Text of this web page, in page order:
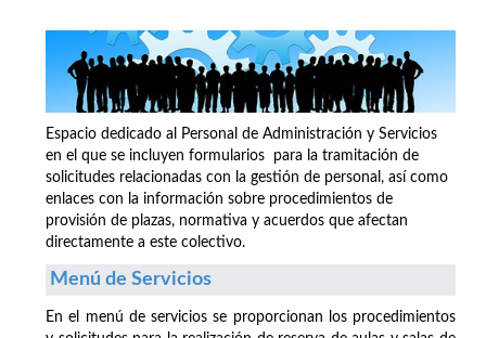
Espacio dedicado al Personal de Administración y Servicios
en el que se incluyen formularios para la tramitación de
solicitudes relacionadas con la gestión de personal, así como
enlaces con la información sobre procedimientos de
provisión de plazas, normativa y acuerdos que afectan
directamente a este colectivo.
Menú de Servicios
En el menú de servicios se proporcionan los procedimientos